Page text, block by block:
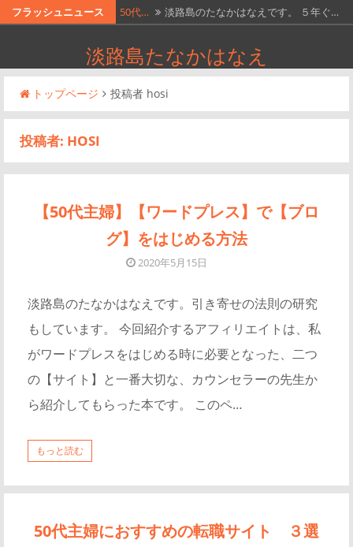
ン
へ
キ
フラッシュニュース 50代… 淡路島のたなかはなえです。 ５年ぐ…
【50… 淡路島のたなかはなえです。 引き寄…
淡路島たなかはなえ
トップページ 投稿者 hosi
投稿者: HOSI
【50代主婦】【ワードプレス】で【ブロ
グ】をはじめる方法
2020年5月15日
淡路島のたなかはなえです。引き寄せの法則の研究
もしています。 今回紹介するアフィリエイトは、私
がワードプレスをはじめる時に必要となった、二つ
の【サイト】と一番大切な、カウンセラーの先生か
ら紹介してもらった本です。 このペ…
もっと読む
50代主婦におすすめの転職サイト ３選